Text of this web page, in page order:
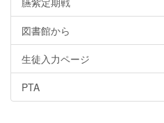
図書館から
生徒入力ページ
PTA